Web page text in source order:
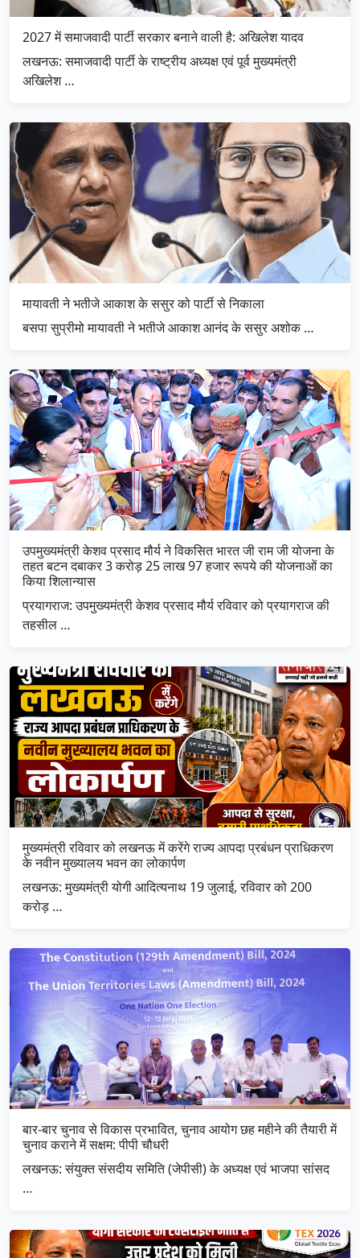
2027 में समाजवादी पार्टी सरकार बनाने वाली है: अखिलेश यादव
लखनऊ: समाजवादी पार्टी के राष्ट्रीय अध्यक्ष एवं पूर्व मुख्यमंत्री
अखिलेश …
मायावती ने भतीजे आकाश के ससुर को पार्टी से निकाला
बसपा सुप्रीमो मायावती ने भतीजे आकाश आनंद के ससुर अशोक …
उपमुख्यमंत्री केशव प्रसाद मौर्य ने विकसित भारत जी राम जी योजना के
तहत बटन दबाकर 3 करोड़ 25 लाख 97 हजार रूपये की योजनाओं का
किया शिलान्यास
प्रयागराज: उपमुख्यमंत्री केशव प्रसाद मौर्य रविवार को प्रयागराज की
तहसील …
मुख्यमंत्री रविवार को लखनऊ में करेंगे राज्य आपदा प्रबंधन प्राधिकरण
के नवीन मुख्यालय भवन का लोकार्पण
लखनऊ: मुख्यमंत्री योगी आदित्यनाथ 19 जुलाई, रविवार को 200
करोड़ …
बार-बार चुनाव से विकास प्रभावित, चुनाव आयोग छह महीने की तैयारी में
चुनाव कराने में सक्षम: पीपी चौधरी
लखनऊ: संयुक्त संसदीय समिति (जेपीसी) के अध्यक्ष एवं भाजपा सांसद
…